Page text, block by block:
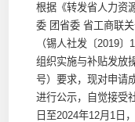
根据《转发省人力资
委 团省委 省工商联
（锡人社发〔2019
组织实施与补贴发放
号）要求，现对申请
进行公示，自觉接受
日至2024年12月1日